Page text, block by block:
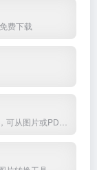
费下载